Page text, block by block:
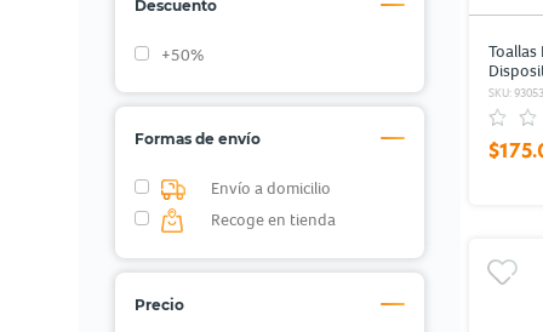
Descuento
+50%
Formas de envío
Envío a domicilio
Recoge en tienda
Precio
SKU: 93053